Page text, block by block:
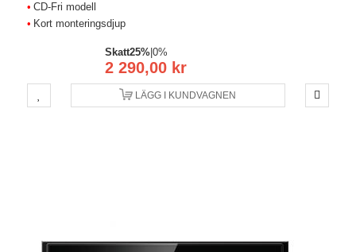
CD-Fri modell
Kort monteringsdjup
2 290,00 kr
Skatt25% 0%
LÄGG I KUNDVAGNEN